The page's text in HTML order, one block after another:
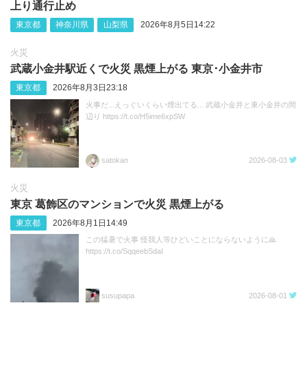
上り通行止め
東京都 神奈川県 山梨県 2026年8月5日14:22
火災
武蔵小金井駅近くで火災 黒煙上がる 東京･小金井市
東京都 2026年8月3日23:18
火事だ...えっぐいくらい煙出てる... 武蔵小金井と東小金井の間
辺り https://t.co/H5ime6xpSW
satokan 2026-08-03
火災
東京 葛飾区のマンションで火災 黒煙上がる
東京都 2026年8月1日14:49
この猛暑で火事 怪我人等ひどいことにならないように🙏
https://t.co/SqqeebSdaI
susupapa 2026-08-01